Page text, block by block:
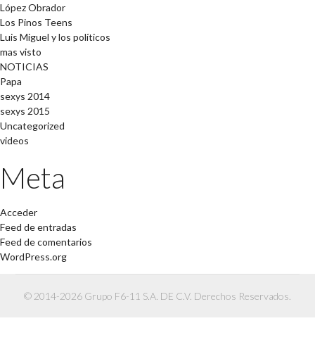
López Obrador
Los Pinos Teens
Luis Miguel y los políticos
mas visto
NOTICIAS
Papa
sexys 2014
sexys 2015
Uncategorized
videos
Meta
Acceder
Feed de entradas
Feed de comentarios
WordPress.org
© 2014-2026 Grupo F6-11 S.A. DE C.V. Derechos Reservados.